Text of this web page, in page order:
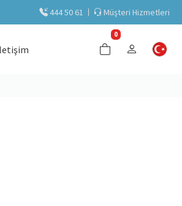
444 50 61 Müşteri Hizmetleri
0